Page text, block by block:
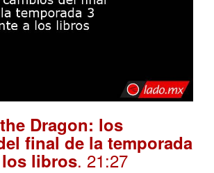
Dragon: los
final de la temporada
libros. 21:27